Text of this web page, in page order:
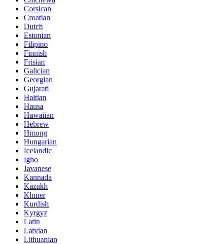
Corsican
Croatian
Dutch
Estonian
Filipino
Finnish
Frisian
Galician
Georgian
Gujarati
Haitian
Hausa
Hawaiian
Hebrew
Hmong
Hungarian
Icelandic
Igbo
Javanese
Kannada
Kazakh
Khmer
Kurdish
Kyrgyz
Latin
Latvian
Lithuanian